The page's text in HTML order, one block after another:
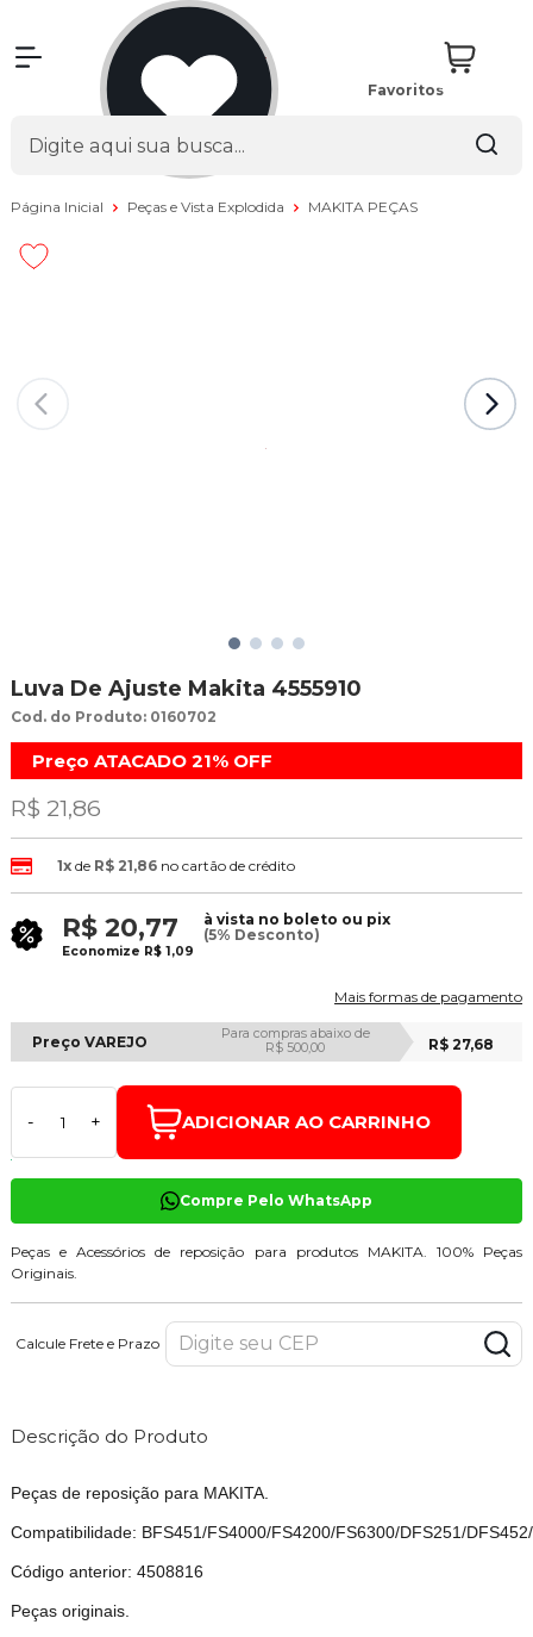
Favoritos
Página Inicial Peças e Vista Explodida MAKITA PEÇAS
Luva De Ajuste Makita 4555910
Cod. do Produto: 0160702
Preço ATACADO 21% OFF
R$ 21,86
1xde R$ 21,86 no cartão de crédito
R$ 20,77
à vista no boleto ou pix
(5% Desconto)
Economize R$ 1,09
Mais formas de pagamento
Preço VAREJO
Para compras abaixo de
R$ 500,00
R$ 27,68
- + ADICIONAR AO CARRINHO
Compre Pelo WhatsApp
Peças e Acessórios de reposição para produtos MAKITA. 100% Peças
Originais.
Calcule Frete e Prazo
Descrição do Produto
Peças de reposição para MAKITA.
Compatibilidade: BFS451/FS4000/FS4200/FS6300/DFS251/
Código anterior: 4508816
Peças originais.